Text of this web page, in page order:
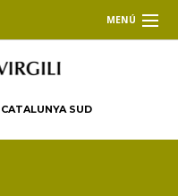
MENÚ
CATALUNYA SUD